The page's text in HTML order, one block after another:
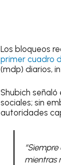
Los bloqueos
primer cuadro
(mdp) diarios,
Shubich
sociales; sin
autoridades
mientras